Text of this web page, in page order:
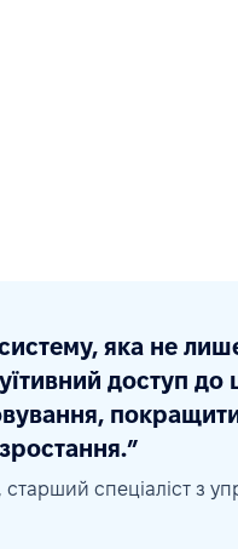
яка не лише
доступ
, старший спеціаліст з